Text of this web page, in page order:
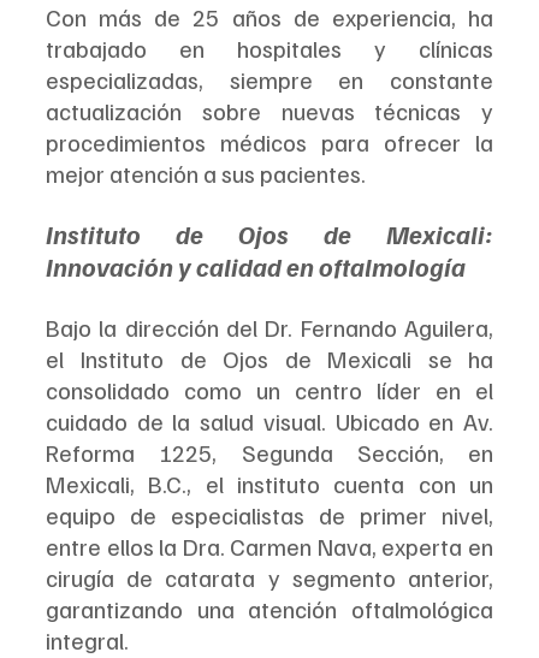
Con más de 25 años de experiencia, ha
trabajado en hospitales y clínicas
especializadas, siempre en constante
actualización sobre nuevas técnicas y
procedimientos médicos para ofrecer la
mejor atención a sus pacientes.
Instituto de Ojos de Mexicali:
Innovación y calidad en oftalmología
Bajo la dirección del Dr. Fernando Aguilera,
el Instituto de Ojos de Mexicali se ha
consolidado como un centro líder en el
cuidado de la salud visual. Ubicado en Av.
Reforma 1225, Segunda Sección, en
Mexicali, B.C., el instituto cuenta con un
equipo de especialistas de primer nivel,
entre ellos la Dra. Carmen Nava, experta en
cirugía de catarata y segmento anterior,
garantizando una atención oftalmológica
integral.